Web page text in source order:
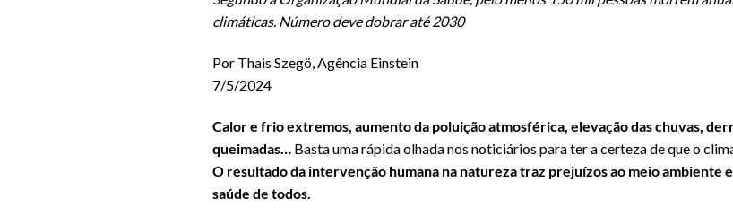
climáticas. Número deve dobrar até 2030
Por Thais Szegö, Agência Einstein
7/5/2024
Calor e frio extremos, aumento da poluição atmosférica, elevação das chuvas,
queimadas… Basta uma rápida olhada nos noticiários para ter a certeza de que o
O resultado da intervenção humana na natureza traz prejuízos ao meio ambiente
saúde de todos.